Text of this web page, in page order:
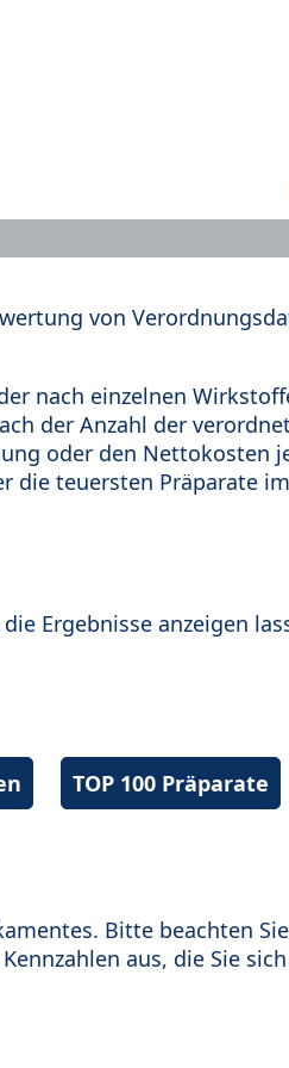
von
nach einzelnen
der Anzahl der
oder den Nettokosten
die teuersten Präparate
Ergebnisse anzeigen
TOP 100 Präparate
Bitte beachten
aus, die Sie